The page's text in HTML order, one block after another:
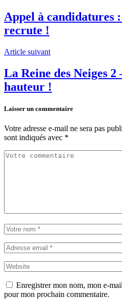
Appel à candidatures
recrute !
Article suivant
La Reine des Neiges 2
hauteur !
Laisser un commentaire
Votre adresse e-mail ne sera pas
sont indiqués avec *
Enregistrer mon nom, mon e-
pour mon prochain commentaire.